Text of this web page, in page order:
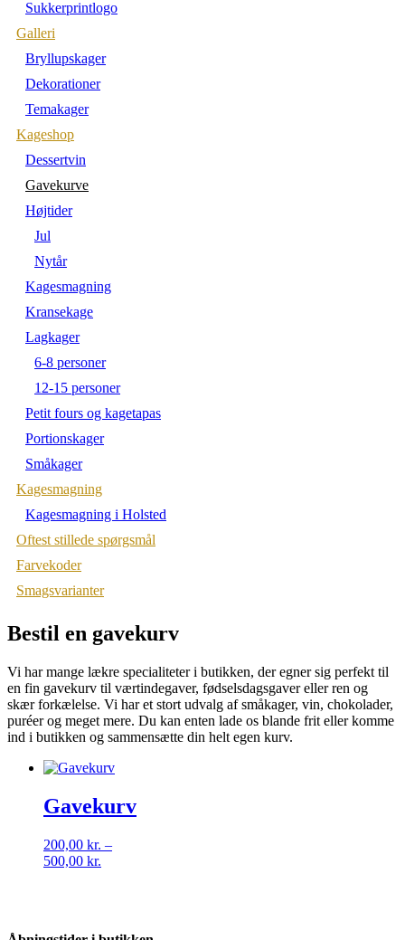
Sukkerprintlogo
Galleri
Bryllupskager
Dekorationer
Temakager
Kageshop
Dessertvin
Gavekurve
Højtider
Jul
Nytår
Kagesmagning
Kransekage
Lagkager
6-8 personer
12-15 personer
Petit fours og kagetapas
Portionskager
Småkager
Kagesmagning
Kagesmagning i Holsted
Oftest stillede spørgsmål
Farvekoder
Smagsvarianter
Bestil en gavekurv
Vi har mange lækre specialiteter i butikken, der egner sig perfekt til
en fin gavekurv til værtindegaver, fødselsdagsgaver eller ren og
skær forkælelse. Vi har et stort udvalg af småkager, vin, chokolader,
puréer og meget mere. Du kan enten lade os blande frit eller komme
ind i butikken og sammensætte din helt egen kurv.
Gavekurv
200,00 kr. –
500,00 kr.